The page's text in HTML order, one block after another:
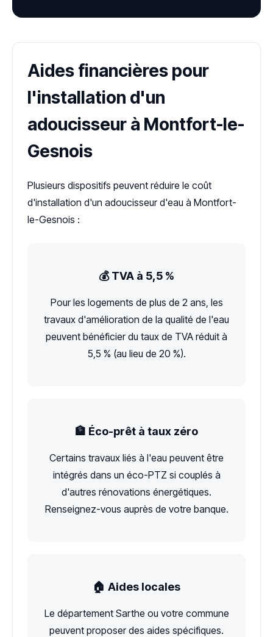
Aides financières pour
l'installation d'un
adoucisseur à Montfort-le-
Gesnois
Plusieurs dispositifs peuvent réduire le coût
d'installation d'un adoucisseur d'eau à Montfort-
le-Gesnois :
💰 TVA à 5,5 %
Pour les logements de plus de 2 ans, les
travaux d'amélioration de la qualité de l'eau
peuvent bénéficier du taux de TVA réduit à
5,5 % (au lieu de 20 %).
🏦 Éco-prêt à taux zéro
Certains travaux liés à l'eau peuvent être
intégrés dans un éco-PTZ si couplés à
d'autres rénovations énergétiques.
Renseignez-vous auprès de votre banque.
🏠 Aides locales
Le département Sarthe ou votre commune
peuvent proposer des aides spécifiques.